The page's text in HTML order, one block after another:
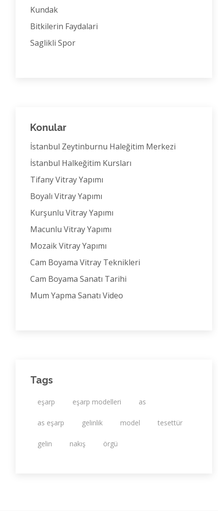
Kundak
Bitkilerin Faydalari
Saglikli Spor
Konular
İstanbul Zeytinburnu Haleğitim Merkezi
İstanbul Halkeğitim Kursları
Tifany Vitray Yapımı
Boyalı Vitray Yapımı
Kurşunlu Vitray Yapımı
Macunlu Vitray Yapımı
Mozaik Vitray Yapımı
Cam Boyama Vitray Teknikleri
Cam Boyama Sanatı Tarihi
Mum Yapma Sanatı Video
Tags
eşarp eşarp modelleri as
as eşarp gelinlik model tesettür
gelin nakış örgü